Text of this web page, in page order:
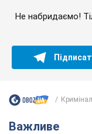
Не набридаємо!
Важливе